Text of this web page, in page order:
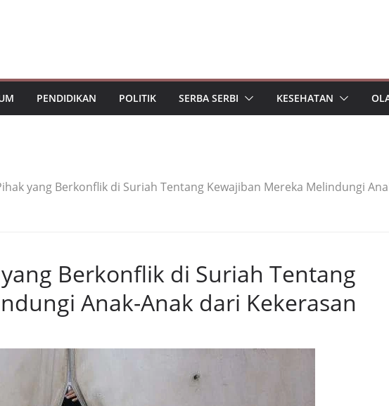
PENDIDIKAN POLITIK SERBA SERBI KESEHATAN
yang Berkonflik di Suriah Tentang Kewajiban Mereka Melindungi
Berkonflik di Suriah Tentang
Anak-Anak dari Kekerasan